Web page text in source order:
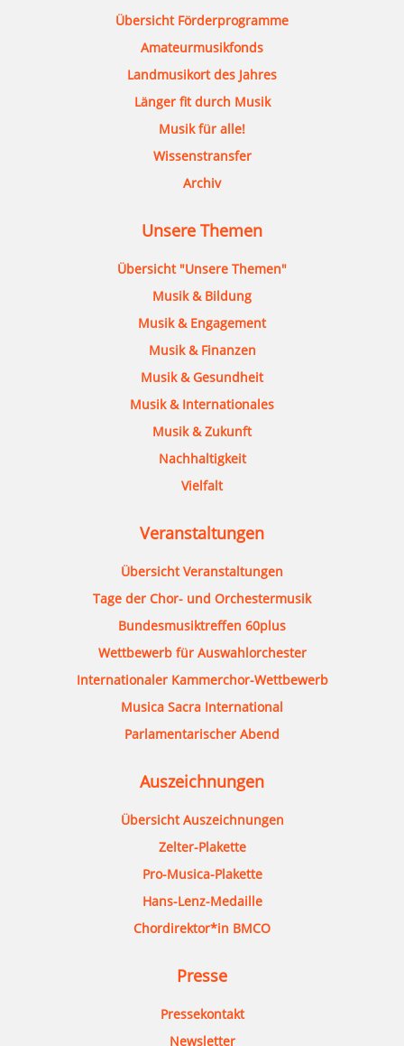
Übersicht Förderprogramme
Amateurmusikfonds
Landmusikort des Jahres
Länger fit durch Musik
Musik für alle!
Wissenstransfer
Archiv
Unsere Themen
Übersicht "Unsere Themen"
Musik & Bildung
Musik & Engagement
Musik & Finanzen
Musik & Gesundheit
Musik & Internationales
Musik & Zukunft
Nachhaltigkeit
Vielfalt
Veranstaltungen
Übersicht Veranstaltungen
Tage der Chor- und Orchestermusik
Bundesmusiktreffen 60plus
Wettbewerb für Auswahlorchester
Internationaler Kammerchor-Wettbewerb
Musica Sacra International
Parlamentarischer Abend
Auszeichnungen
Übersicht Auszeichnungen
Zelter-Plakette
Pro-Musica-Plakette
Hans-Lenz-Medaille
Chordirektor*in BMCO
Presse
Pressekontakt
Newsletter